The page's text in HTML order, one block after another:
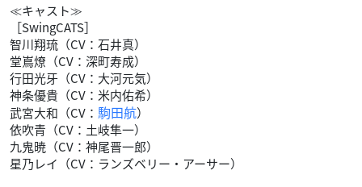
≪キャスト≫
［SwingCATS］
智川翔琉（CV：石井真）
堂嶌燎（CV：深町寿成）
行田光牙（CV：大河元気）
神条優貴（CV：米内佑希）
武宮大和（CV： 駒田航）
依吹青（CV：土岐隼一）
九鬼暁（CV：神尾晋一郎）
星乃レイ（CV：ランズベリー・アーサー）